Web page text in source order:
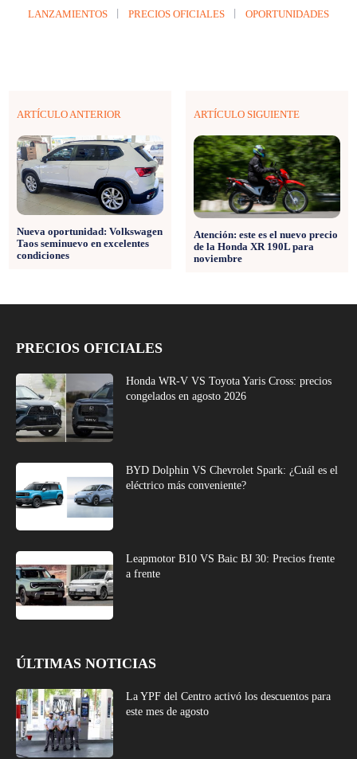
LANZAMIENTOS PRECIOS OFICIALES OPORTUNIDADES
ARTÍCULO ANTERIOR
Nueva oportunidad: Volkswagen
Taos seminuevo en excelentes
condiciones
ARTÍCULO SIGUIENTE
Atención: este es el nuevo precio
de la Honda XR 190L para
noviembre
PRECIOS OFICIALES
Honda WR-V VS Toyota Yaris Cross: precios
congelados en agosto 2026
BYD Dolphin VS Chevrolet Spark: ¿Cuál es el
eléctrico más conveniente?
Leapmotor B10 VS Baic BJ 30: Precios frente
a frente
ÚLTIMAS NOTICIAS
La YPF del Centro activó los descuentos para
este mes de agosto